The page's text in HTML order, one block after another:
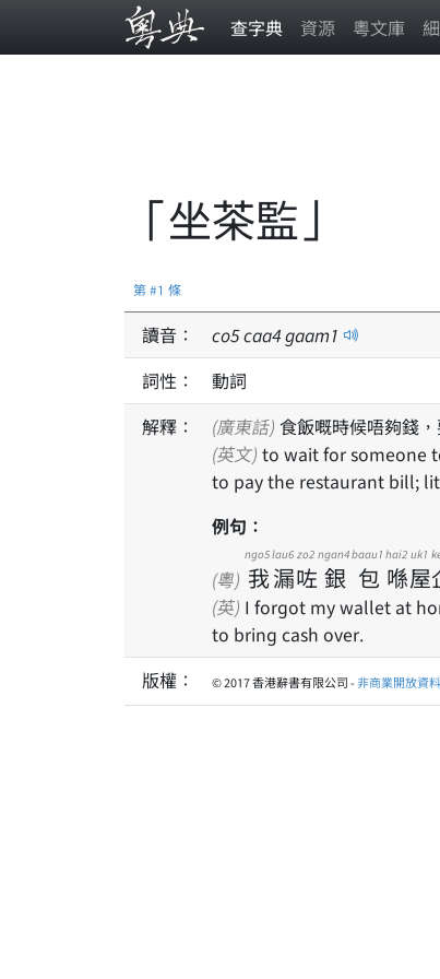
查字典 資源 粵文庫
「坐茶監」
第 #1 條
讀音： co5caa4gaam1
詞性：
動詞
解釋：
(廣東話) 食飯嘅時候唔夠錢
(英文)
to pay the restaurant bill;
例句：
(粵) 我
ngo5
漏
lau6
咗
zo2
銀
ngan4
包
baau1
喺
hai2
屋
uk1
(英) I forgot my wallet at
to bring cash over.
版權：
© 2017 香港辭書有限公司 -非商業開放資